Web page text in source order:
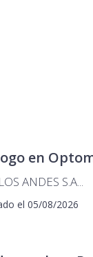
en
ANDES S.A...
el 05/08/2026